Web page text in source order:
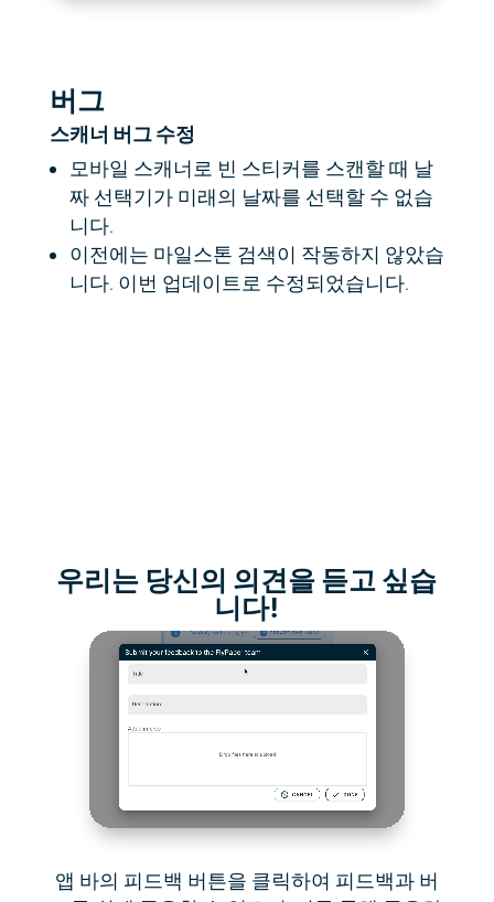
버그
스캐너 버그 수정
모바일 스캐너로 빈 스티커를 스캔할 때 날
짜 선택기가 미래의 날짜를 선택할 수 없습
니다.
이전에는 마일스톤 검색이 작동하지 않았습
니다. 이번 업데이트로 수정되었습니다.
우리는 당신의 의견을 듣고 싶습
니다!
앱 바의 피드백 버튼을 클릭하여 피드백과 버